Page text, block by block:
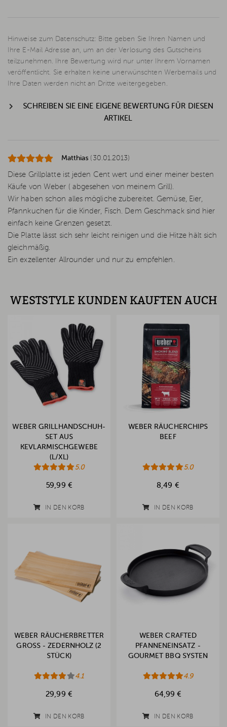
Hinweise zum Datenschutz: Bitte geben Sie Ihren Namen und
Ihre E-Mail Adresse an, um an der Verlosung des Gutscheins
teilzunehmen. Ihre Bewertung wird nur unter Ihrem Vornamen
veröffentlicht. Sie erhalten keine unerwünschten Werbemails und
Ihre Daten werden nicht an Dritte weitergegeben.
SCHREIBEN SIE EINE EIGENE BEWERTUNG FÜR DIESEN
ARTIKEL
Matthias (30.01.2013)
Diese Grillplatte ist jeden Cent wert und einer meiner besten
Käufe von Weber ( abgesehen von meinem Grill).
Wir haben schon alles mögliche zubereitet. Gemüse, Eier,
Pfannkuchen für die Kinder, Fisch. Dem Geschmack sind hier
einfach keine Grenzen gesetzt.
Die Platte lässt sich sehr leicht reinigen und die Hitze hält sich
gleichmäßig.
Ein exzellenter Allrounder und nur zu empfehlen.
WESTSTYLE KUNDEN KAUFTEN AUCH
WEBER GRILLHANDSCHUH-
SET AUS
KEVLARMISCHGEWEBE
(L/XL)
5.0
59,99 €
IN DEN KORB
WEBER RÄUCHERCHIPS
BEEF
5.0
8,49 €
IN DEN KORB
WEBER RÄUCHERBRETTER
GROSS - ZEDERNHOLZ (2 S
TÜCK)
4.1
29,99 €
IN DEN KORB
WEBER CRAFTED
PFANNENEINSATZ -
GOURMET BBQ SYSTEN
4.9
64,99 €
IN DEN KORB